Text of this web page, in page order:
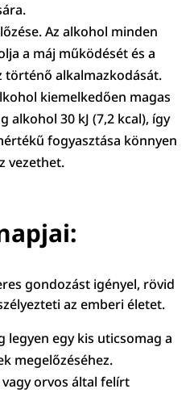
Az alkohol minden
a máj működését és a
történő alkalmazkodását.
kiemelkedően magas
alkohol 30 kJ (7,2 kcal), így
fogyasztása könnyen
vezethet.
gondozást igényel, rövid
az emberi életet.
legyen egy kis uticsomag a
megelőzéséhez.
orvos által felírt